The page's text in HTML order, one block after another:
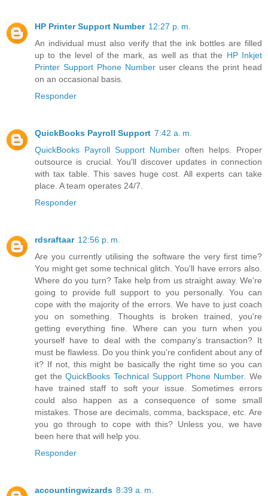
HP Printer Support Number 12:27 p. m.
An individual must also verify that the ink bottles are filled
up to the level of the mark, as well as that the HP Inkjet
Printer Support Phone Numberuser cleans the print head
on an occasional basis.
Responder
QuickBooks Payroll Support 7:42 a. m.
QuickBooks Payroll Support Number often helps. Proper
outsource is crucial. You'll discover updates in connection
with tax table. This saves huge cost. All experts can take
place. A team operates 24/7.
Responder
rdsraftaar 12:56 p. m.
Are you currently utilising the software the very first time?
You might get some technical glitch. You'll have errors also.
Where do you turn? Take help from us straight away. We're
going to provide full support to you personally. You can
cope with the majority of the errors. We have to just coach
you on something. Thoughts is broken trained, you're
getting everything fine. Where can you turn when you
yourself have to deal with the company’s transaction? It
must be flawless. Do you think you're confident about any of
it? If not, this might be basically the right time so you can
get theQuickBooks Technical Support Phone Number. We
have trained staff to soft your issue. Sometimes errors
could also happen as a consequence of some small
mistakes. Those are decimals, comma, backspace, etc. Are
you go through to cope with this? Unless you, we have
been here that will help you.
Responder
accountingwizards 8:39 a. m.